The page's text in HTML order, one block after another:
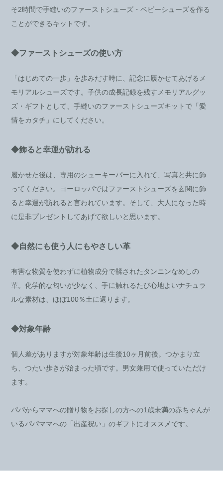
そ2時間で手縫いのファーストシューズ・ベビーシューズを作る
ことができるキットです。
◆ファーストシューズの使い方
「はじめての一歩」を歩みだす時に、記念に履かせてあげるメ
モリアルシューズです。子供の成長記録を残すメモリアルグッ
ズ・ギフトとして、手縫いのファーストシューズキットで「愛
情をカタチ」にしてください。
◆飾ると幸運が訪れる
履かせた後は、専用のシューキーパーに入れて、写真と共に飾
ってください。ヨーロッパではファーストシューズを玄関に飾
ると幸運が訪れると言われています。そして、大人になった時
に是非プレゼントしてあげて欲しいと思います。
◆自然にも使う人にもやさしい革
有害な物質を使わずに植物成分で鞣されたタンニンなめしの
革。化学的な匂いが少なく、手に触れるたび心地よいナチュラ
ルな素材は、ほぼ100％土に還ります。
◆対象年齢
個人差がありますが対象年齢は生後10ヶ月前後。つかまり立
ち、つたい歩きが始まった頃です。男女兼用で使っていただけ
ます。
パパからママへの贈り物をお探しの方への1歳未満の赤ちゃんが
いるパパママへの「出産祝い」のギフトにオススメです。